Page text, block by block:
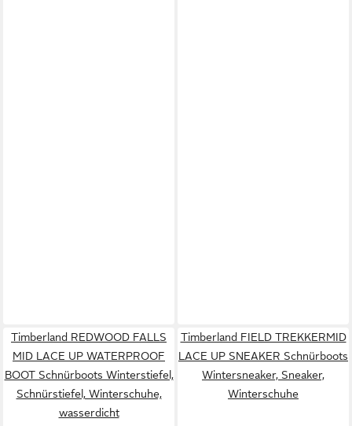
Timberland REDWOOD FALLS
MID LACE UP WATERPROOF
BOOT Schnürboots Winterstiefel,
Schnürstiefel, Winterschuhe,
wasserdicht
Timberland FIELD TREKKERMID
LACE UP SNEAKER Schnürboots
Wintersneaker, Sneaker,
Winterschuhe